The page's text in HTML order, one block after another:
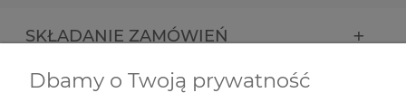
SKŁADANIE ZAMÓWIEŃ
INFORMACJE
Dbamy o Twoją prywatność